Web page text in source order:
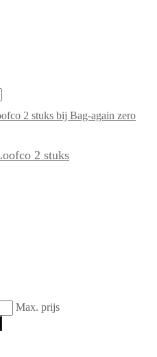
2 stuks
Max. prijs